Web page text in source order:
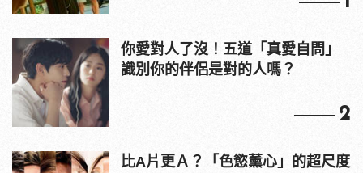
你愛對人了沒！五道「真愛自問」
識別你的伴侶是對的人嗎？
2
比A片更Ａ？「色慾薰心」的超尺度